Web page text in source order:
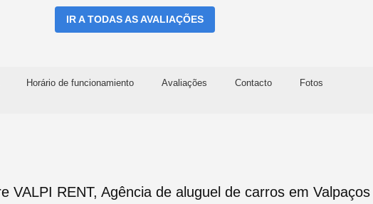
IR A TODAS AS AVALIAÇÕES
Horário de funcionamiento Avaliações Contacto Fotos
VALPI RENT, Agência de aluguel de carros em Valpaços